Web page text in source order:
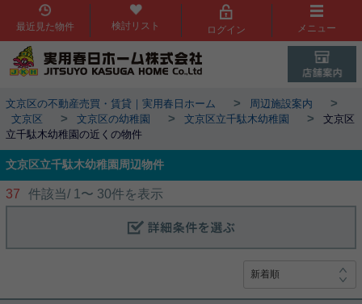
最近見た物件 検討リスト ログイン メニュー
文京区の不動産売買・賃貸｜実用春日ホーム > 周辺施設案内 >
文京区 > 文京区の幼稚園 > 文京区立千駄木幼稚園 >
文京区
立千駄木幼稚園の近くの物件
文京区立千駄木幼稚園周辺物件
37 件該当/ 1 〜 30件を表示